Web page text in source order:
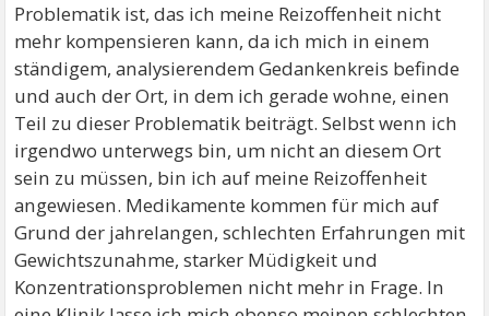
Problematik ist, das ich meine Reizoffenheit nicht
mehr kompensieren kann, da ich mich in einem
ständigem, analysierendem Gedankenkreis befinde
und auch der Ort, in dem ich gerade wohne, einen
Teil zu dieser Problematik beiträgt. Selbst wenn ich
irgendwo unterwegs bin, um nicht an diesem Ort
sein zu müssen, bin ich auf meine Reizoffenheit
angewiesen. Medikamente kommen für mich auf
Grund der jahrelangen, schlechten Erfahrungen mit
Gewichtszunahme, starker Müdigkeit und
Konzentrationsproblemen nicht mehr in Frage. In